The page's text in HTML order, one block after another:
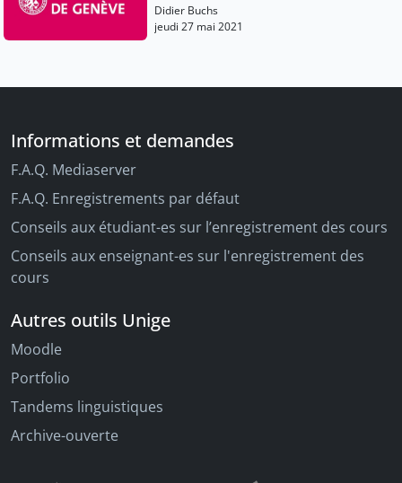
Didier Buchs
jeudi 27 mai 2021
Informations et demandes
F.A.Q. Mediaserver
F.A.Q. Enregistrements par défaut
Conseils aux étudiant-es sur l’enregistrement des cours
Conseils aux enseignant-es sur l'enregistrement des
cours
Autres outils Unige
Moodle
Portfolio
Tandems linguistiques
Archive-ouverte